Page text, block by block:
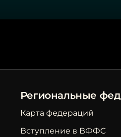
Региональные
Карта федераций
Вступление в ВФФС